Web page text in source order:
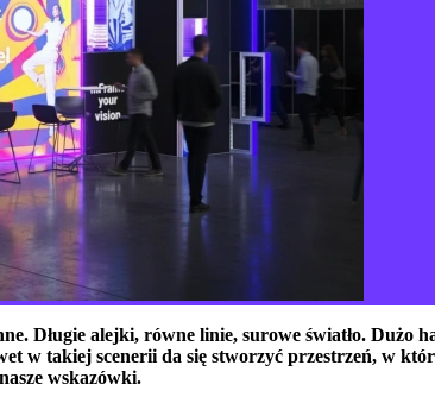
Długie alejki, równe linie, surowe światło. Dużo
w takiej scenerii da się stworzyć przestrzeń, w
wskazówki.